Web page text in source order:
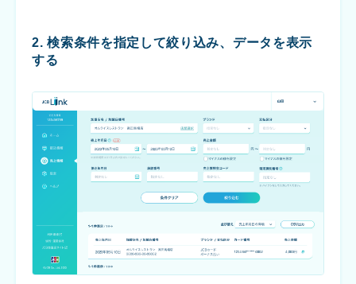
2. 検索条件を指定して絞り込み、データを表示
する